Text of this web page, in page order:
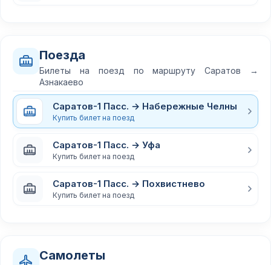
Поезда
Билеты на поезд по маршруту Саратов →
Азнакаево
Саратов-1 Пасс. → Набережные Челны
Купить билет на поезд
Саратов-1 Пасс. → Уфа
Купить билет на поезд
Саратов-1 Пасс. → Похвистнево
Купить билет на поезд
Самолеты